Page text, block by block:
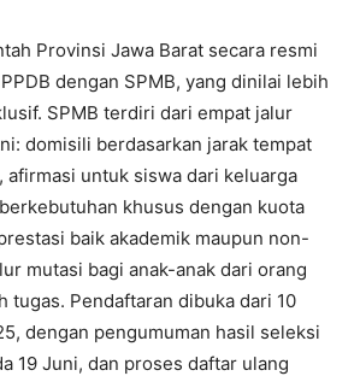
Provinsi Jawa Barat secara resmi
dengan SPMB, yang dinilai lebih
SPMB terdiri dari empat jalur
domisili berdasarkan jarak tempat
afirmasi untuk siswa dari keluarga
khusus dengan kuota
baik akademik maupun non-
mutasi bagi anak-anak dari orang
tugas. Pendaftaran dibuka dari 10
dengan pengumuman hasil seleksi
19 Juni, dan proses daftar ulang